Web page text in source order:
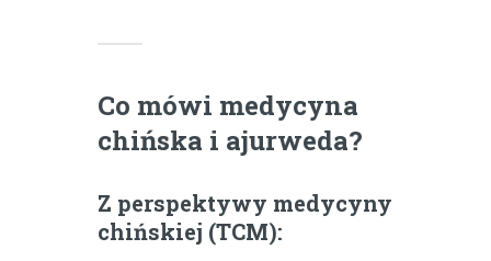
Co mówi medycyna
chińska i ajurweda?
Z perspektywy medycyny
chińskiej (TCM):